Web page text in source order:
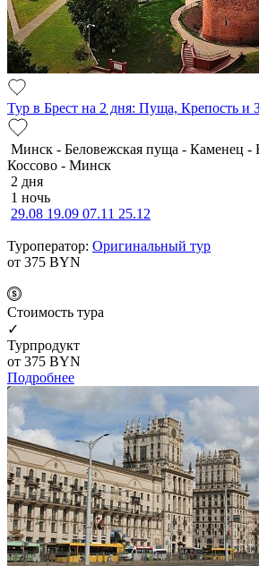
Тур в Брест на 2 дня: Пуща, Крепость и
Минск - Беловежская пуща - Каменец -
Коссово - Минск
2 дня
1 ночь
29.08 19.09 07.11 25.12
Туроператор: Оригинальный тур
от 375 BYN
Cтоимость тура
✓
Турпродукт
от 375 BYN
Подробнее